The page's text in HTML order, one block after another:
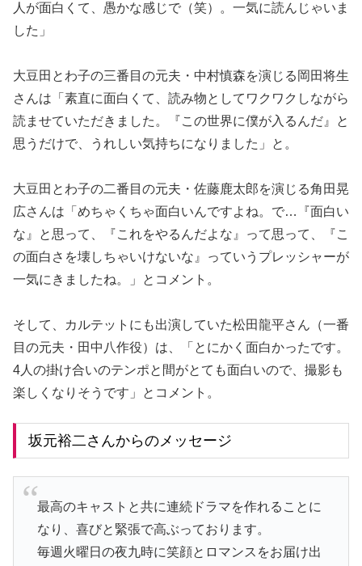
人が面白くて、愚かな感じで（笑）。一気に読んじゃいま
した」
大豆田とわ子の三番目の元夫・中村慎森を演じる岡田将生
さんは「素直に面白くて、読み物としてワクワクしながら
読ませていただきました。『この世界に僕が入るんだ』と
思うだけで、うれしい気持ちになりました」と。
大豆田とわ子の二番目の元夫・佐藤鹿太郎を演じる角田晃
広さんは「めちゃくちゃ面白いんですよね。で…『面白い
な』と思って、『これをやるんだよな』って思って、『こ
の面白さを壊しちゃいけないな』っていうプレッシャーが
一気にきましたね。」とコメント。
そして、カルテットにも出演していた松田龍平さん（一番
目の元夫・田中八作役）は、「とにかく面白かったです。
4人の掛け合いのテンポと間がとても面白いので、撮影も
楽しくなりそうです」とコメント。
坂元裕二さんからのメッセージ
最高のキャストと共に連続ドラマを作れることに
なり、喜びと緊張で高ぶっております。
毎週火曜日の夜九時に笑顔とロマンスをお届け出